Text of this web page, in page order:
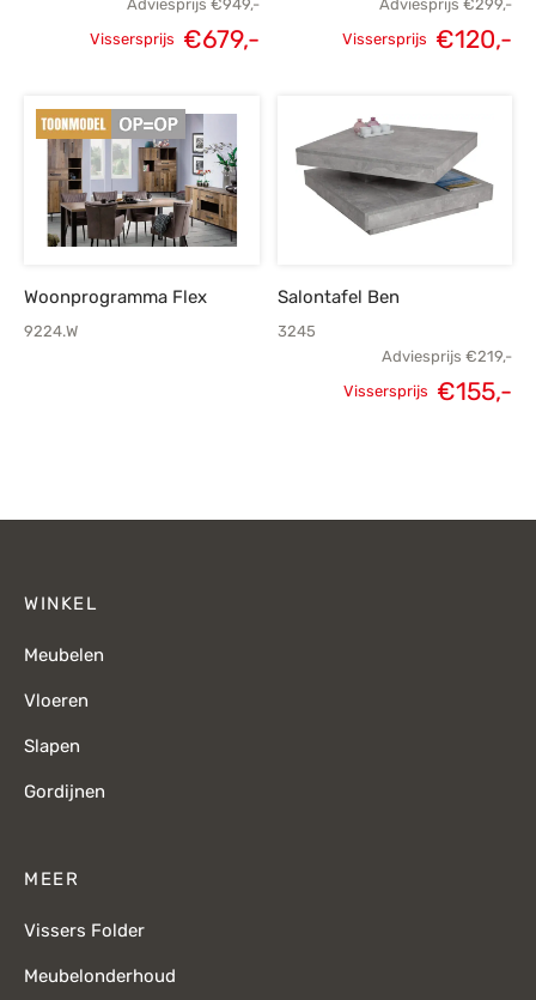
Adviesprijs €949,-
prijs was:
€949,-.
Vissersprijs €679,-
€679,-.
Adviesprijs €299,-
€299,-.
Vissersprijs €120,-
Woonprogramma Flex
9224.W
Salontafel Ben
3245
Adviesprijs €219,-
Vissersprijs €155,-
WINKEL
Meubelen
Vloeren
Slapen
Gordijnen
MEER
Vissers Folder
Meubelonderhoud